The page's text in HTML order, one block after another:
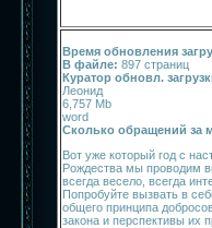
Время обновления
В файле: 897 страниц
Куратор обновл.
Леонид
6,757 Mb
word
Сколько обращений за
Вот уже который год с
Рождества мы проводим
всегда весело, всегда
Попробуйте вызвать в
общего принципа
закона и перспективы их